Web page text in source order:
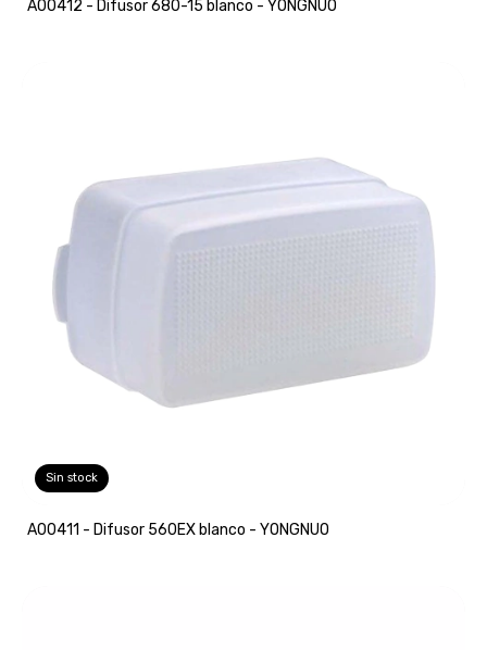
A00412 - Difusor 680-15 blanco - YONGNUO
Sin stock
A00411 - Difusor 560EX blanco - YONGNUO